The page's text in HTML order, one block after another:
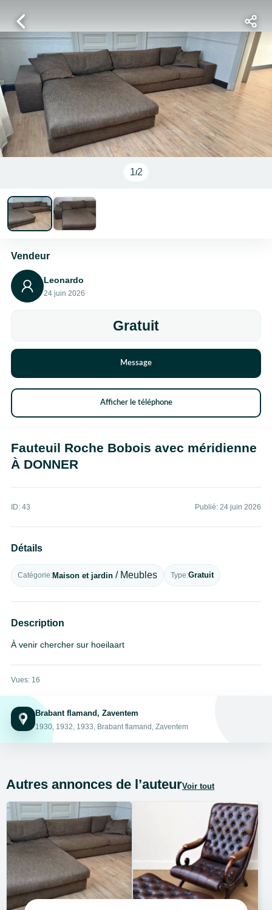
1/2
Fauteuil Roche Bobois avec méridienne
À DONNER
ID: 43 Publié: 24 juin 2026
Détails
Catégorie Maison et jardin / Meubles Type Gratuit
Description
À venir chercher sur hoeilaart
Vues: 16
Vendeur
Leonardo
24 juin 2026
Gratuit
Message
Afficher le téléphone
Brabant flamand, Zaventem
1930, 1932, 1933, Brabant flamand, Zaventem
Autres annonces de l’auteurVoir tout